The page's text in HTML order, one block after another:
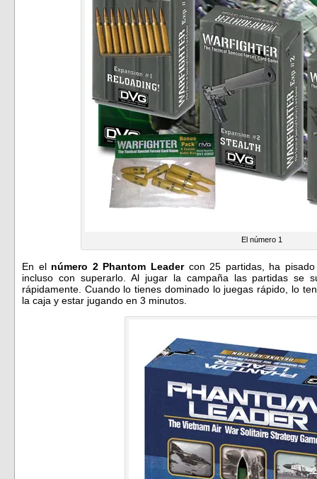
El número 1
En elnúmero 2 Phantom Leadercon 25 partidas, ha pisado
incluso con superarlo. Al jugar la campaña las partidas se
rápidamente. Cuando lo tienes dominado lo juegas rápido, lo
la caja y estar jugando en 3 minutos.